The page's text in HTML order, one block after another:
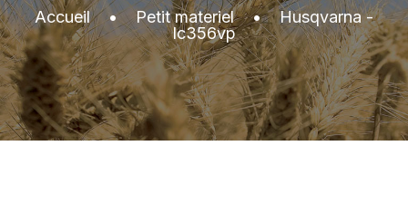
Accueil• Petit materiel•Husqvarna -
lc356vp